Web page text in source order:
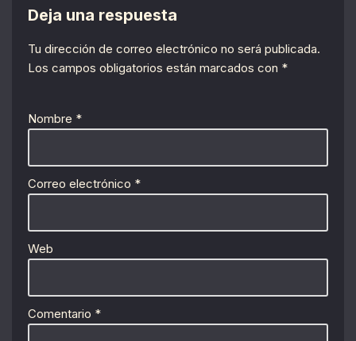
Deja una respuesta
Tu dirección de correo electrónico no será publicada.
Los campos obligatorios están marcados con *
Nombre *
Correo electrónico *
Web
Comentario *